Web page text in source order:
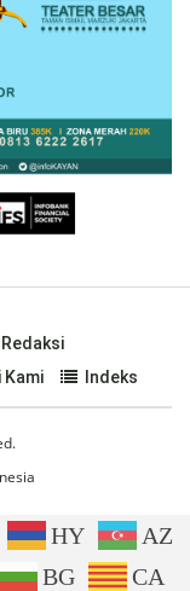
Kami Indeks
HY
AZ
BG
CA